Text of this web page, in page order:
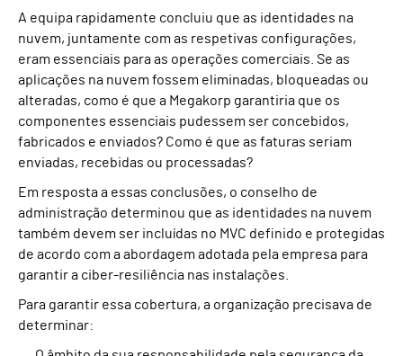
A equipa rapidamente concluiu que as identidades na
nuvem, juntamente com as respetivas configurações,
eram essenciais para as operações comerciais. Se as
aplicações na nuvem fossem eliminadas, bloqueadas ou
alteradas, como é que a Megakorp garantiria que os
componentes essenciais pudessem ser concebidos,
fabricados e enviados? Como é que as faturas seriam
enviadas, recebidas ou processadas?
Em resposta a essas conclusões, o conselho de
administração determinou que as identidades na nuvem
também devem ser incluídas no MVC definido e protegidas
de acordo com a abordagem adotada pela empresa para
garantir a ciber-resiliência nas instalações.
Para garantir essa cobertura, a organização precisava de
determinar: